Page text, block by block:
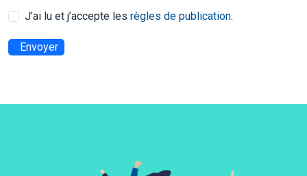
J’ai lu et j’accepte les règles de publication.
Envoyer